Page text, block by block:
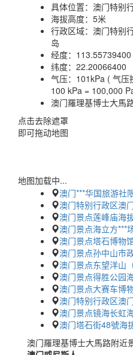
具体位置： 澳门特别
海拔高度： 5米
行政区域： 澳门特别
岛
经度： 113.55739400
纬度： 22.20066400
气压： 101kPa ( 气压
100 kPa = 100,000
澳门羅理基博士大馬
点击去除遮罩
即可拖动地图
地图加载中...
澳门***华国旅游社
澳门特别行政区澳
澳门景点莲峰庙海
澳门景点海立方***
澳门景点塔石博物
澳门景点孙中山市
澳门景点东望洋山
澳门景点得胜公园
澳门景点大赛车博
澳门特别行政区澳
澳门景点镜海长虹
澳门塔石街48號海
澳门羅理基博士大馬路附近